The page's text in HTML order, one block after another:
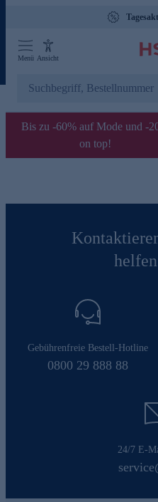
Menü Ansicht
Bis zu -60% auf Mode und -
on top!
Gebührenfreie Bestell-Hotline
0800 29 888 88
24/7 E-